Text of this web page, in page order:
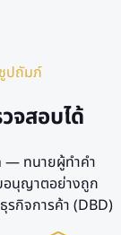
ปถัมภ์
จสอบได้
— ทนายผู้ทำคำ
อนุญาตอย่างถูก
กิจการค้า (DBD)